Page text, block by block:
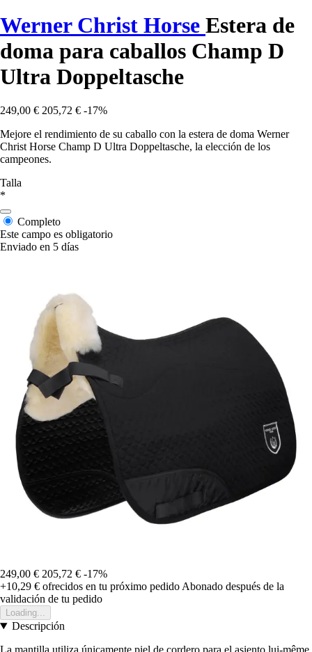
Werner Christ Horse Estera de
doma para caballos Champ D
Ultra Doppeltasche
249,00 € 205,72 € -17%
Mejore el rendimiento de su caballo con la estera de doma Werner
Christ Horse Champ D Ultra Doppeltasche, la elección de los
campeones.
Talla
*
Completo
Este campo es obligatorio
Enviado en 5 días
249,00 € 205,72 € -17%
+10,29 € ofrecidos en tu próximo pedido Abonado después de la
validación de tu pedido
Loading...
Descripción
La mantilla utiliza únicamente piel de cordero para el asiento lui-même.